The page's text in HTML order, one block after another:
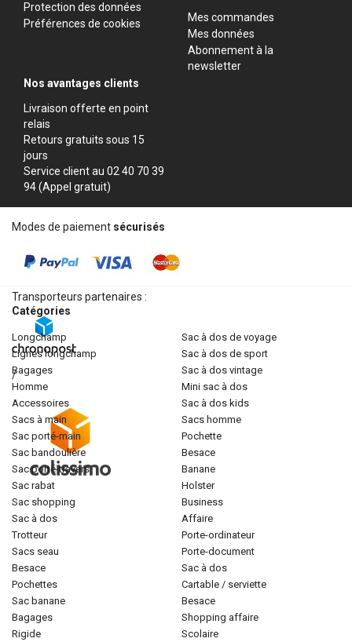
Protection des données
Préférences de cookies
Mes commandes
Mes données
Abonnement à la
newsletter
Nos avantages clients
Livraison offerte en point
relais
Retours gratuits sous 15
jours
Service client au 02 40 70 39
94 (Appel gratuit)
Modes de paiement sécurisés
Transporteurs partenaires :
/
Catégories
longchamp
lignes longchamp
bagages
homme
accessoires
sacs à main
sac porté-main
sac bandoulière
sac porté-travers
sac rabat
sac shopping
sac à dos
trotteur
sacs seau
besace
pochettes
sac banane
bagages
rigide
sac à dos de voyage
sac à dos de sport
sac à dos vintage
mini sac à dos
sac à dos kids
sacs homme
pochette
besace
banane
holster
business
affaire
porte-ordinateur
porte-document
sac à dos
cartable / serviette
besace
shopping affaire
scolaire